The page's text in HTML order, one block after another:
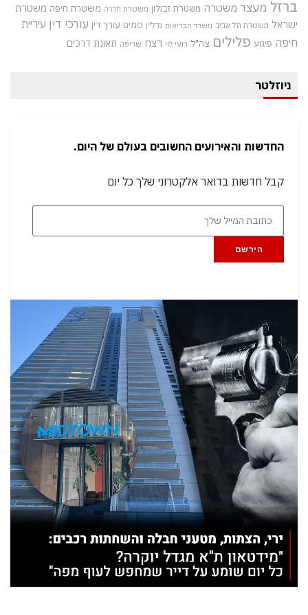
ברזל מעצר משטרה משטרת זבולון משטרת חדרה משטרת חיפה משטרת
ישראל משטרת תל אביב משרד הבריאות נדל"ן סמים עורך דין עורכי דין עיריית
חיפה פיגוע פלילים צה"ל רועי לוי רצח שריפה תאונת דרכים
ניוזלטר
החדשות והאירועים החשובים בעולם של היום.
קבל חדשות בדואר אלקטרוני שלך כל יום
הירשם